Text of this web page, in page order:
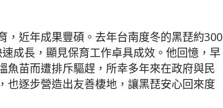
，近年成果豐碩。去年台南度冬的黑琵約300
成長，顯見保育工作卓具成效。他回憶，早
魚苗而遭排斥驅趕，所幸多年來在政府與民
也逐步營造出友善棲地，讓黑琵安心回來度